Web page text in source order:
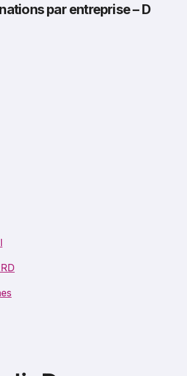
par entreprise – D